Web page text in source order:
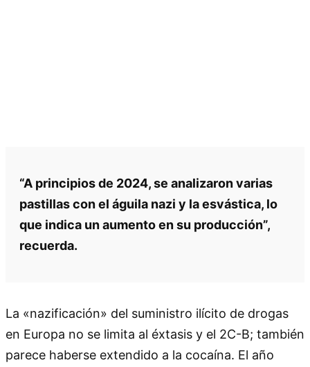
“A principios de 2024, se analizaron varias
pastillas con el águila nazi y la esvástica, lo
que indica un aumento en su producción”,
recuerda.
La «nazificación» del suministro ilícito de drogas
en Europa no se limita al éxtasis y el 2C-B; también
parece haberse extendido a la cocaína. El año